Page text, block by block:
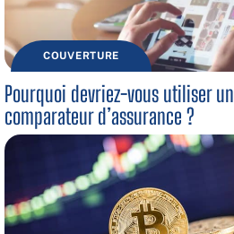
COUVERTURE
Pourquoi devriez-vous utiliser un
comparateur d’assurance ?